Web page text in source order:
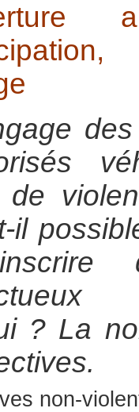
de
il
? La
non-